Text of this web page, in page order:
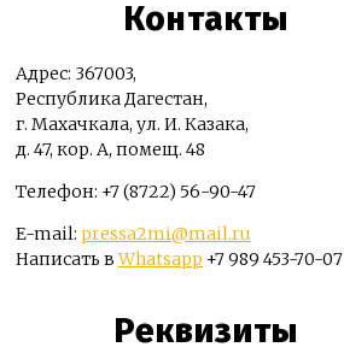
Контакты
Адрес: 367003,
Республика Дагестан,
г. Махачкала, ул. И. Казака,
д. 47, кор. А, помещ. 48
Телефон: +7 (8722) 56-90-47
E-mail: pressa2mi@mail.ru
Написать вWhatsapp +7 989 453-70-07
Реквизиты